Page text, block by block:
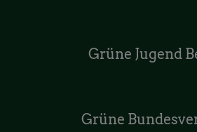
Grüne Jugend
Grüne